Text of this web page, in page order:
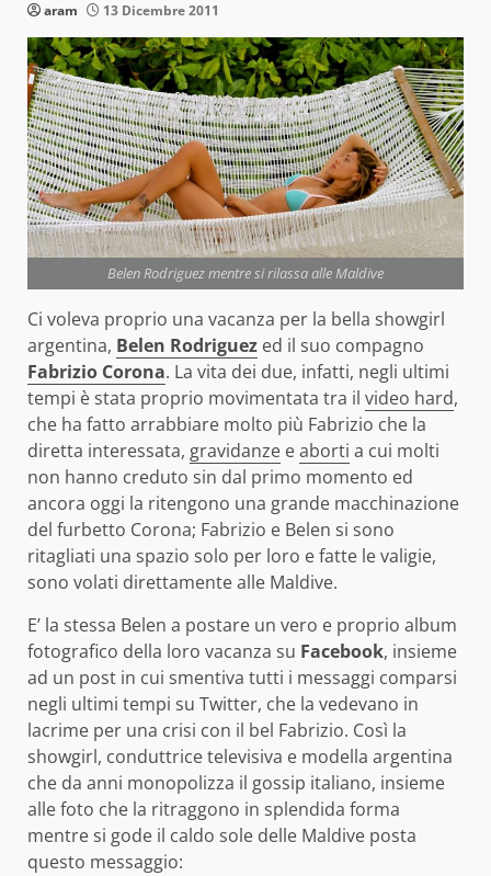
aram 13 Dicembre 2011
Belen Rodriguez mentre si rilassa alle Maldive
Ci voleva proprio una vacanza per la bella showgirl
argentina, Belen Rodriguez ed il suo compagno
Fabrizio Corona. La vita dei due, infatti, negli ultimi
tempi è stata proprio movimentata tra il video hard,
che ha fatto arrabbiare molto più Fabrizio che la
diretta interessata, gravidanze eaborti a cui molti
non hanno creduto sin dal primo momento ed
ancora oggi la ritengono una grande macchinazione
del furbetto Corona; Fabrizio e Belen si sono
ritagliati una spazio solo per loro e fatte le valigie,
sono volati direttamente alle Maldive.
E’ la stessa Belen a postare un vero e proprio album
fotografico della loro vacanza su Facebook, insieme
ad un post in cui smentiva tutti i messaggi comparsi
negli ultimi tempi su Twitter, che la vedevano in
lacrime per una crisi con il bel Fabrizio. Così la
showgirl, conduttrice televisiva e modella argentina
che da anni monopolizza il gossip italiano, insieme
alle foto che la ritraggono in splendida forma
mentre si gode il caldo sole delle Maldive posta
questo messaggio: